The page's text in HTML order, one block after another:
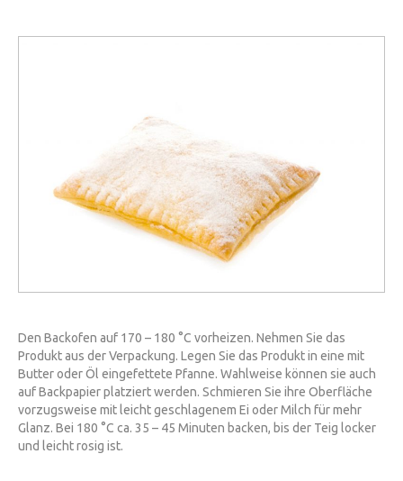
Den Backofen auf 170 – 180 °C vorheizen. Nehmen Sie das
Produkt aus der Verpackung. Legen Sie das Produkt in eine mit
Butter oder Öl eingefettete Pfanne. Wahlweise können sie auch
auf Backpapier platziert werden. Schmieren Sie ihre Oberfläche
vorzugsweise mit leicht geschlagenem Ei oder Milch für mehr
Glanz. Bei 180 °C ca. 35 – 45 Minuten backen, bis der Teig locker
und leicht rosig ist.